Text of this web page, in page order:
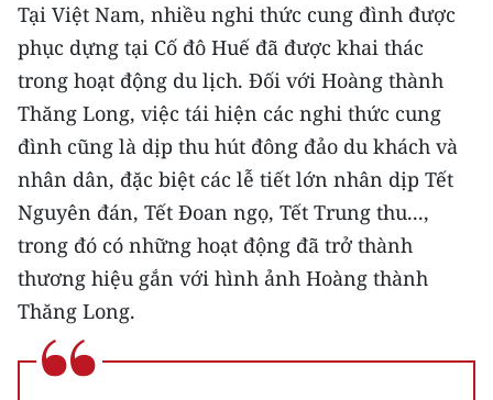
Tại Việt Nam, nhiều nghi thức cung đình được
phục dựng tại Cố đô Huế đã được khai thác
trong hoạt động du lịch. Đối với Hoàng thành
Thăng Long, việc tái hiện các nghi thức cung
đình cũng là dịp thu hút đông đảo du khách và
nhân dân, đặc biệt các lễ tiết lớn nhân dịp Tết
Nguyên đán, Tết Đoan ngọ, Tết Trung thu...,
trong đó có những hoạt động đã trở thành
thương hiệu gắn với hình ảnh Hoàng thành
Thăng Long.